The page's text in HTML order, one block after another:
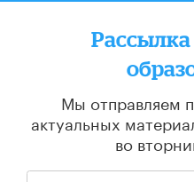
Рассылка
Мы отправляем
актуальных
во